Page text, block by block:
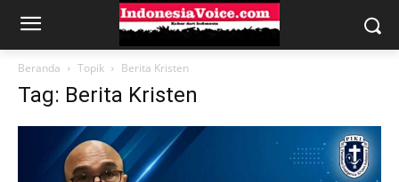
Beranda Topik Berita Kristen
Tag: Berita Kristen